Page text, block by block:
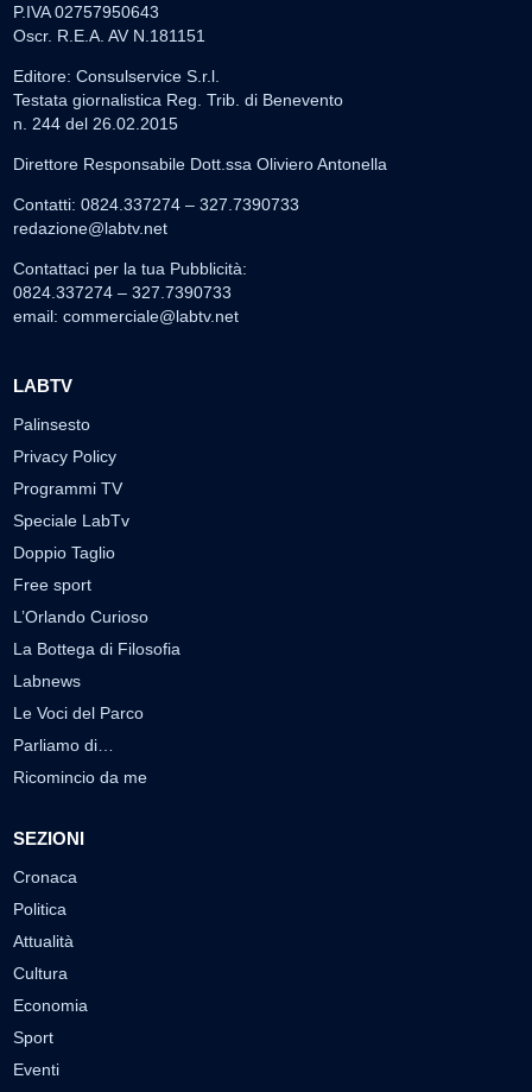
P.IVA 02757950643
Oscr. R.E.A. AV N.181151
Editore: Consulservice S.r.l.
Testata giornalistica Reg. Trib. di Benevento
n. 244 del 26.02.2015
Direttore Responsabile Dott.ssa Oliviero Antonella
Contatti: 0824.337274 – 327.7390733
redazione@labtv.net
Contattaci per la tua Pubblicità:
0824.337274 – 327.7390733
email: commerciale@labtv.net
LABTV
Palinsesto
Privacy Policy
Programmi TV
Speciale LabTv
Doppio Taglio
Free sport
L’Orlando Curioso
La Bottega di Filosofia
Labnews
Le Voci del Parco
Parliamo di…
Ricomincio da me
SEZIONI
Cronaca
Politica
Attualità
Cultura
Economia
Sport
Eventi